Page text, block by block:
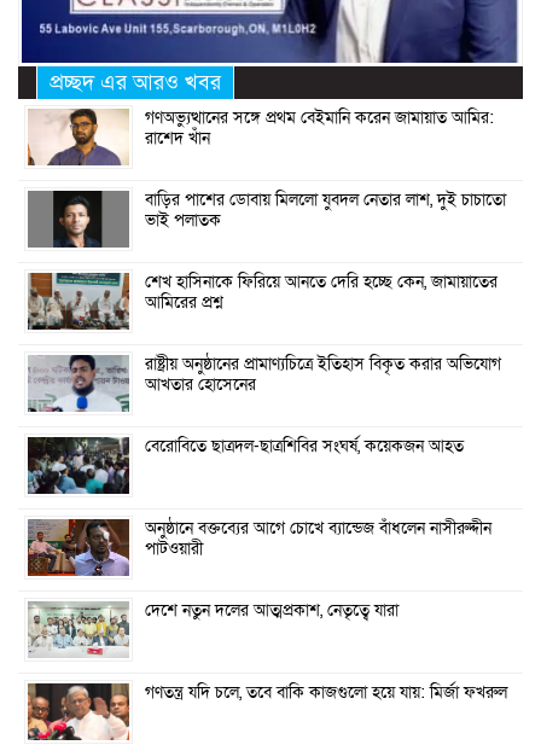
প্রচ্ছদ এর আরও খবর
গণঅভ্যুত্থানের সঙ্গে প্রথম বেইমানি করেন জামায়াত আমির:
রাশেদ খাঁন
বাড়ির পাশের ডোবায় মিললো যুবদল নেতার লাশ, দুই চাচাতো
ভাই পলাতক
শেখ হাসিনাকে ফিরিয়ে আনতে দেরি হচ্ছে কেন, জামায়াতের
আমিরের প্রশ্ন
রাষ্ট্রীয় অনুষ্ঠানের প্রামাণ্যচিত্রে ইতিহাস বিকৃত করার অভিযোগ
আখতার হোসেনের
বেরোবিতে ছাত্রদল-ছাত্রশিবির সংঘর্ষ, কয়েকজন আহত
অনুষ্ঠানে বক্তব্যের আগে চোখে ব্যান্ডেজ বাঁধলেন নাসীরুদ্দীন
পাটওয়ারী
দেশে নতুন দলের আত্মপ্রকাশ, নেতৃত্বে যারা
গণতন্ত্র যদি চলে, তবে বাকি কাজগুলো হয়ে যায়: মির্জা ফখরুল